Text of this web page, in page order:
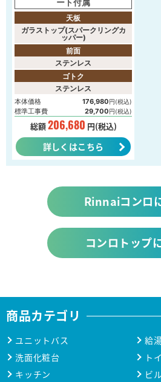
ート付属
天板
ガラストップ(スパークリングカ
ッパー)
前面
ステンレス
ゴトク
ステンレス
本体価格 176,980円(税込)
標準工事費 29,700円(税込)
総額206,680 円(税込)
詳しくはこちら
Rinnaiコンロ
コンロトップ
商品カテゴリ
ユニットバス
給
洗面化粧台
ト
キッチン
ビ